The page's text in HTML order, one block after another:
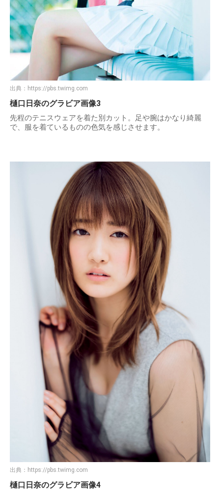
出典： https://pbs.twimg.com
樋口日奈のグラビア画像3
先程のテニスウェアを着た別カット。足や腕はかなり綺麗
で、服を着ているものの色気を感じさせます。
出典： https://pbs.twimg.com
樋口日奈のグラビア画像4